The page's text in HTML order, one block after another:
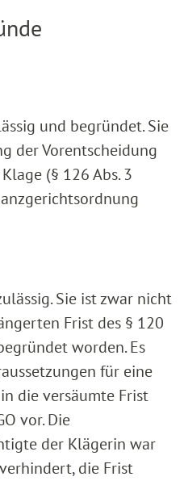
und begründet. Sie
der Vorentscheidung
(§ 126 Abs. 3
Sie ist zwar nicht
Frist des § 120
worden. Es
für eine
die versäumte Frist
vor. Die
der Klägerin war
die Frist